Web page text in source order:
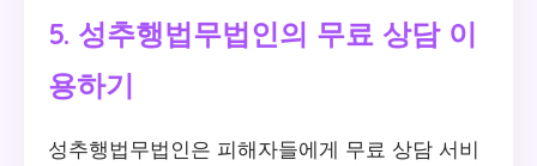
5. 성추행법무법인의 무료 상담 이
용하기
성추행법무법인은 피해자들에게 무료 상담 서비